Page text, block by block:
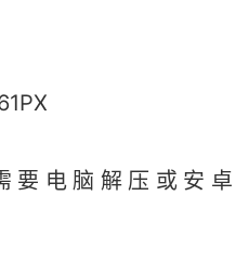
要电脑解压或安卓